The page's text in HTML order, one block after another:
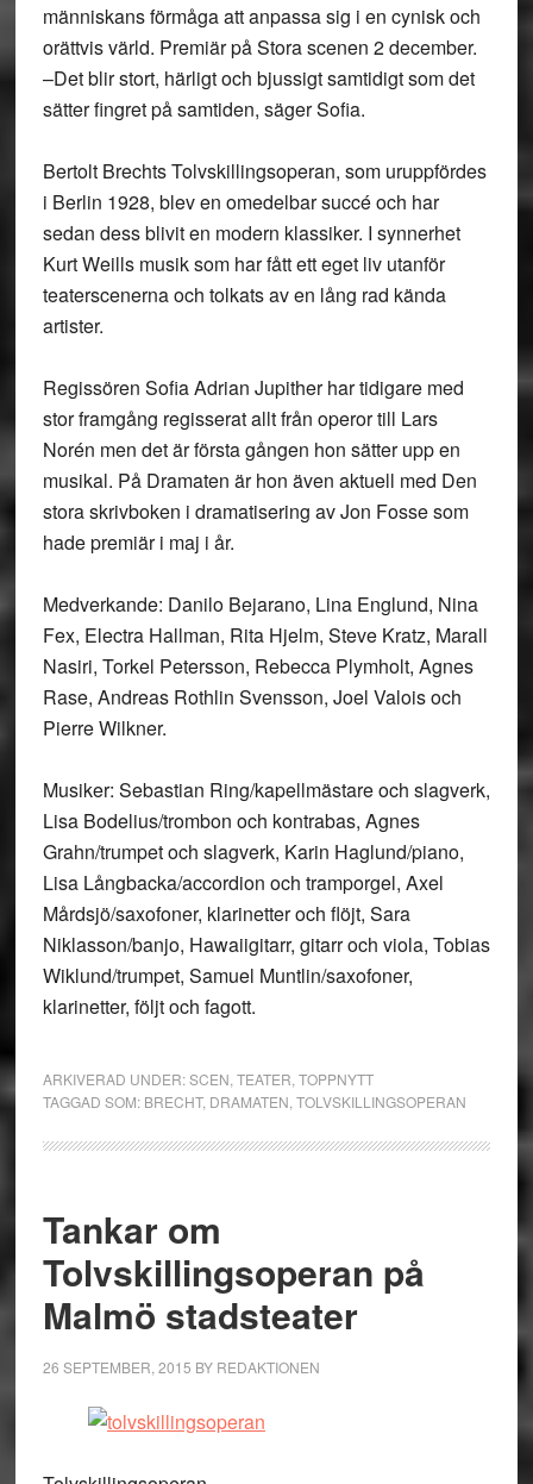
människans förmåga att anpassa sig i en cynisk och
orättvis värld. Premiär på Stora scenen 2 december.
–Det blir stort, härligt och bjussigt samtidigt som det
sätter fingret på samtiden, säger Sofia.
Bertolt Brechts Tolvskillingsoperan, som uruppfördes
i Berlin 1928, blev en omedelbar succé och har
sedan dess blivit en modern klassiker. I synnerhet
Kurt Weills musik som har fått ett eget liv utanför
teaterscenerna och tolkats av en lång rad kända
artister.
Regissören Sofia Adrian Jupither har tidigare med
stor framgång regisserat allt från operor till Lars
Norén men det är första gången hon sätter upp en
musikal. På Dramaten är hon även aktuell med Den
stora skrivboken i dramatisering av Jon Fosse som
hade premiär i maj i år.
Medverkande: Danilo Bejarano, Lina Englund, Nina
Fex, Electra Hallman, Rita Hjelm, Steve Kratz, Marall
Nasiri, Torkel Petersson, Rebecca Plymholt, Agnes
Rase, Andreas Rothlin Svensson, Joel Valois och
Pierre Wilkner.
Musiker: Sebastian Ring/kapellmästare och slagverk,
Lisa Bodelius/trombon och kontrabas, Agnes
Grahn/trumpet och slagverk, Karin Haglund/piano,
Lisa Långbacka/accordion och tramporgel, Axel
Mårdsjö/saxofoner, klarinetter och flöjt, Sara
Niklasson/banjo, Hawaiigitarr, gitarr och viola, Tobias
Wiklund/trumpet, Samuel Muntlin/saxofoner,
klarinetter, följt och fagott.
ARKIVERAD UNDER:SCEN TEATER TOPPNYTT
TAGGAD SOM: BRECHT, DRAMATEN TOLVSKILLINGSOPERAN
Tankar om
Tolvskillingsoperan på
Malmö stadsteater
26 SEPTEMBER, 2015 BY REDAKTIONEN